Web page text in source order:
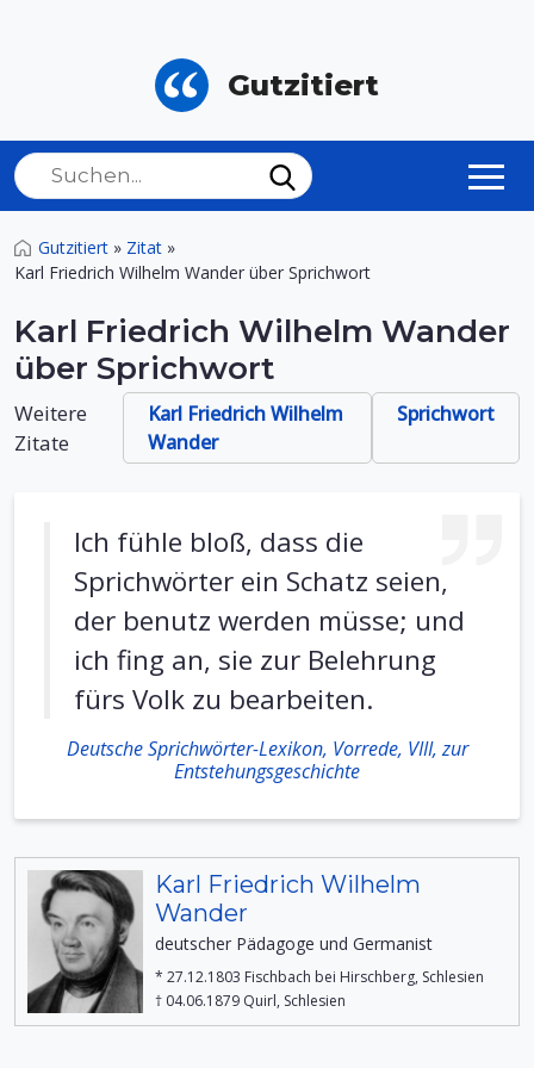
Gutzitiert
Gutzitiert » Zitat »
Karl Friedrich Wilhelm Wander über Sprichwort
Karl Friedrich Wilhelm Wander
über Sprichwort
Weitere
Zitate
Karl Friedrich Wilhelm
Wander
Sprichwort
Ich fühle bloß, dass die
Sprichwörter ein Schatz seien,
der benutz werden müsse; und
ich fing an, sie zur Belehrung
fürs Volk zu bearbeiten.
Deutsche Sprichwörter-Lexikon, Vorrede, VIII, zur
Entstehungsgeschichte
Karl Friedrich Wilhelm
Wander
deutscher Pädagoge und Germanist
* 27.12.1803 Fischbach bei Hirschberg, Schlesien
† 04.06.1879 Quirl, Schlesien